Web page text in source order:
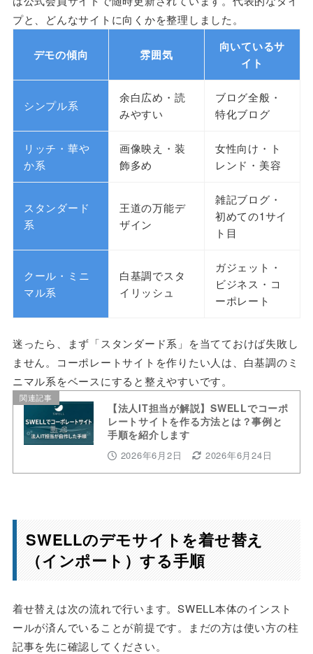
プと、どんなサイトに向くかを整理しました。
デモの傾向 雰囲気
向いているサ
イト
シンプル系
余白広め・読
みやすい
ブログ全般・
特化ブログ
リッチ・華や
か系
画像映え・装
飾多め
女性向け・ト
レンド・美容
スタンダード
系
王道の万能デ
ザイン
雑記ブログ・
初めての1サイ
ト目
クール・ミニ
マル系
白基調でスタ
イリッシュ
ガジェット・
ビジネス・コ
ーポレート
迷ったら、まず「スタンダード系」を当てておけば失敗し
ません。コーポレートサイトを作りたい人は、白基調のミ
ニマル系をベースにすると整えやすいです。
関連記事
【法人IT担当が解説】SWELLでコーポ
レートサイトを作る方法とは？事例と
手順を紹介します
2026年6月2日 2026年6月24日
SWELLのデモサイトを着せ替え
（インポート）する手順
着せ替えは次の流れで行います。SWELL本体のインスト
ールが済んでいることが前提です。まだの方は使い方の柱
記事を先に確認してください。